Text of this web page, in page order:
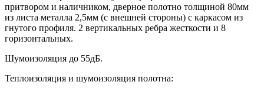
притвором и наличником, дверное полотно толщиной 80мм
из листа металла 2,5мм (с внешней стороны) c каркасом из
гнутого профиля. 2 вертикальных ребра жесткости и 8
горизонтальных.
Шумоизоляция до 55дБ.
Теплоизоляция и шумоизоляция полотна: